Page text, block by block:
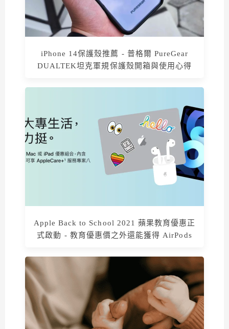
iPhone 14保護殼推薦 - 普格爾 PureGear
DUALTEK坦克軍規保護殼開箱與使用心得
Apple Back to School 2021 蘋果教育優惠正
式啟動 - 教育優惠價之外還能獲得 AirPods